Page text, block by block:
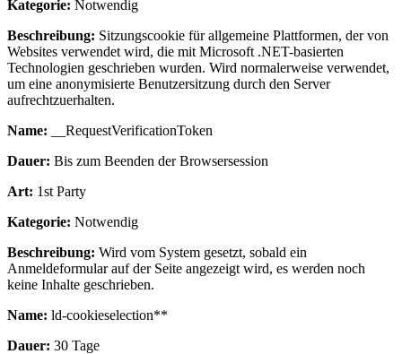
Kategorie: Notwendig
Beschreibung: Sitzungscookie für allgemeine Plattformen, der von
Websites verwendet wird, die mit Microsoft .NET-basierten
Technologien geschrieben wurden. Wird normalerweise verwendet,
um eine anonymisierte Benutzersitzung durch den Server
aufrechtzuerhalten.
Name: __RequestVerificationToken
Dauer: Bis zum Beenden der Browsersession
Art: 1st Party
Kategorie: Notwendig
Beschreibung: Wird vom System gesetzt, sobald ein
Anmeldeformular auf der Seite angezeigt wird, es werden noch
keine Inhalte geschrieben.
Name: ld-cookieselection**
Dauer: 30 Tage